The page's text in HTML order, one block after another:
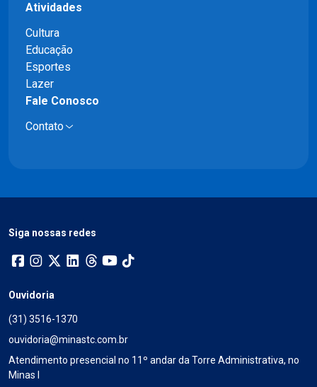
Atividades
Cultura
Educação
Esportes
Lazer
Fale Conosco
Contato
Siga nossas redes
Ouvidoria
(31) 3516-1370
ouvidoria@minastc.com.br
Atendimento presencial no 11º andar da Torre Administrativa, no
Minas I